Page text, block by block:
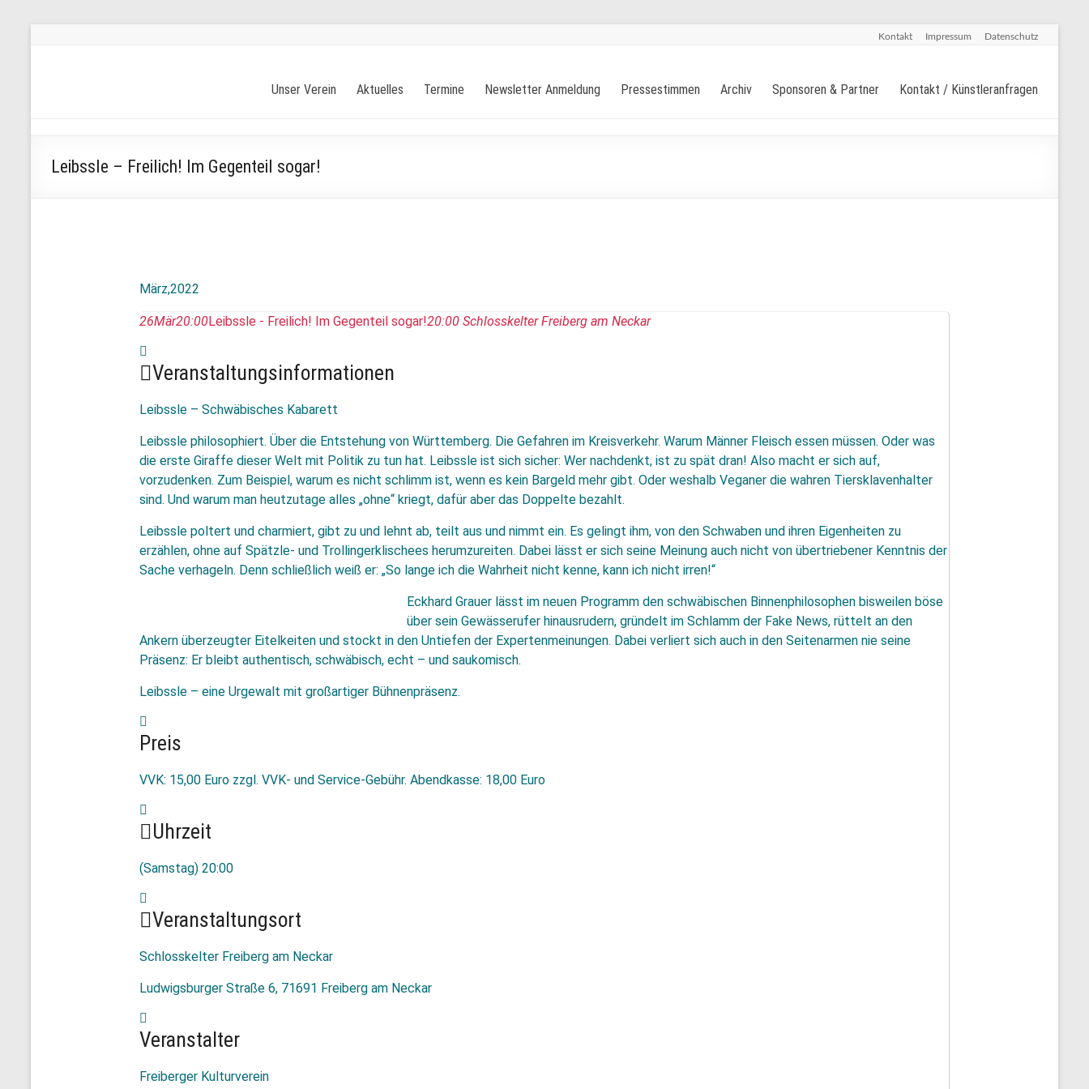
Kontakt Impressum Datenschutz
Die
Unser Verein Aktuelles Termine Newsletter Anmeldung Pressestimmen Archiv Sponsoren & Partner Kontakt / Künstleranfragen
Leibssle – Freilich! Im Gegenteil sogar!
März,2022
26Mär20:00Leibssle - Freilich! Im Gegenteil sogar!20:00 Schlosskelter Freiberg am Neckar
Veranstaltungsinformationen
Leibssle – Schwäbisches Kabarett
Leibssle philosophiert. Über die Entstehung von Württemberg. Die Gefahren im Kreisverkehr. Warum Männer Fleisch essen müssen. Oder was
die erste Giraffe dieser Welt mit Politik zu tun hat. Leibssle ist sich sicher: Wer nachdenkt, ist zu spät dran! Also macht er sich auf,
vorzudenken. Zum Beispiel, warum es nicht schlimm ist, wenn es kein Bargeld mehr gibt. Oder weshalb Veganer die wahren Tiersklavenhalter
sind. Und warum man heutzutage alles „ohne“ kriegt, dafür aber das Doppelte bezahlt.
Leibssle poltert und charmiert, gibt zu und lehnt ab, teilt aus und nimmt ein. Es gelingt ihm, von den Schwaben und ihren Eigenheiten zu
erzählen, ohne auf Spätzle- und Trollingerklischees herumzureiten. Dabei lässt er sich seine Meinung auch nicht von übertriebener Kenntnis der
Sache verhageln. Denn schließlich weiß er: „So lange ich die Wahrheit nicht kenne, kann ich nicht irren!“
Eckhard Grauer lässt im neuen Programm den schwäbischen Binnenphilosophen bisweilen böse
über sein Gewässerufer hinausrudern, gründelt im Schlamm der Fake News, rüttelt an den
Ankern überzeugter Eitelkeiten und stockt in den Untiefen der Expertenmeinungen. Dabei verliert sich auch in den Seitenarmen nie seine
Präsenz: Er bleibt authentisch, schwäbisch, echt – und saukomisch.
Leibssle – eine Urgewalt mit großartiger Bühnenpräsenz.
Preis
VVK: 15,00 Euro zzgl. VVK- und Service-Gebühr. Abendkasse: 18,00 Euro
Uhrzeit
(Samstag) 20:00
Veranstaltungsort
Schlosskelter Freiberg am Neckar
Ludwigsburger Straße 6, 71691 Freiberg am Neckar
Veranstalter
Freiberger Kulturverein